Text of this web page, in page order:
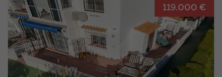
119.000 €